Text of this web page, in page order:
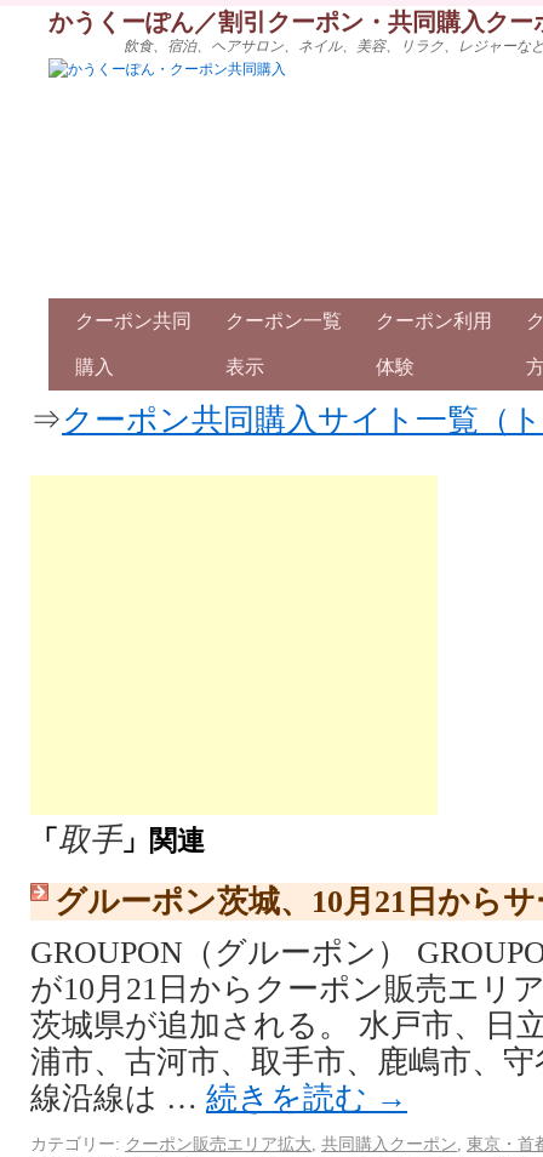
かうくーぽん／割引クーポン・共同購入ク
飲食、宿泊、ヘアサロン、ネイル、美容、リラク、レジャー
クーポン共同
購入
クーポン一覧
表示
クーポン利用
体験
⇒クーポン共同購入サイト一覧（
「 取手」関連
グルーポン茨城、10月21日から
GROUPON（グルーポン）
が10月21日からクーポン販売エリ
茨城県が追加される。 水戸市、日
浦市、古河市、取手市、鹿嶋市、
線沿線は … 続きを読む →
カテゴリー: クーポン販売エリア拡大 共同購入クーポン 東京・首